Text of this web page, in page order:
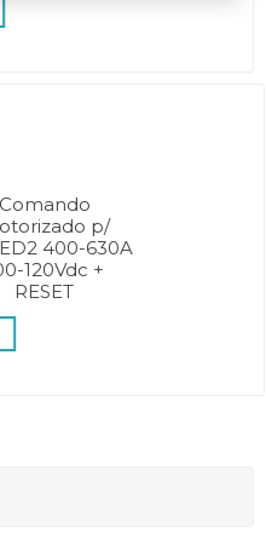
Comando
p/
400-630A
120Vdc +
RESET